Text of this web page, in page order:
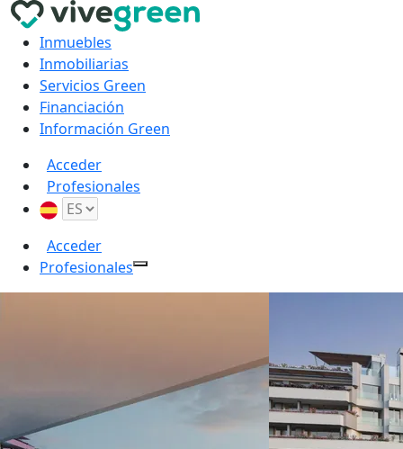
Inmuebles
Inmobiliarias
Servicios Green
Financiación
Información Green
Acceder
Profesionales
Acceder
Profesionales